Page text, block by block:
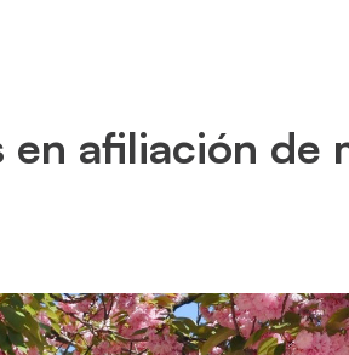
noticias y tendencias del
en afiliación de